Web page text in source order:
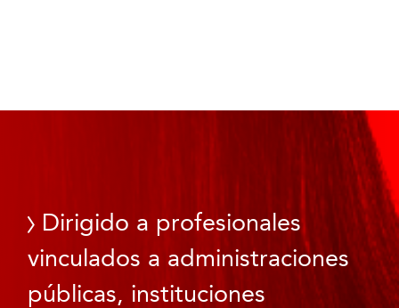
Dirigido a profesionales
vinculados a administraciones
públicas, instituciones